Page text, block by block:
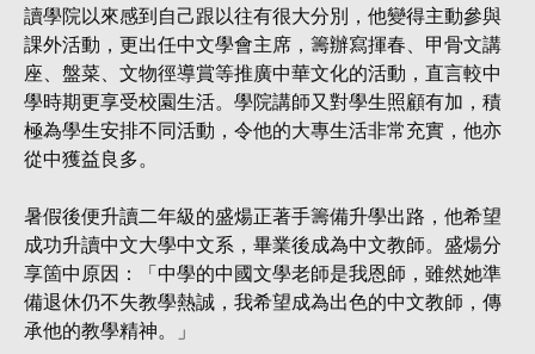
讀學院以來感到自己跟以往有很大分別，他變得主動參與
課外活動，更出任中文學會主席，籌辦寫揮春、甲骨文講
座、盤菜、文物徑導賞等推廣中華文化的活動，直言較中
學時期更享受校園生活。學院講師又對學生照顧有加，積
極為學生安排不同活動，令他的大專生活非常充實，他亦
從中獲益良多。
暑假後便升讀二年級的盛煬正著手籌備升學出路，他希望
成功升讀中文大學中文系，畢業後成為中文教師。盛煬分
享箇中原因：「中學的中國文學老師是我恩師，雖然她準
備退休仍不失教學熱誠，我希望成為出色的中文教師，傳
承他的教學精神。」